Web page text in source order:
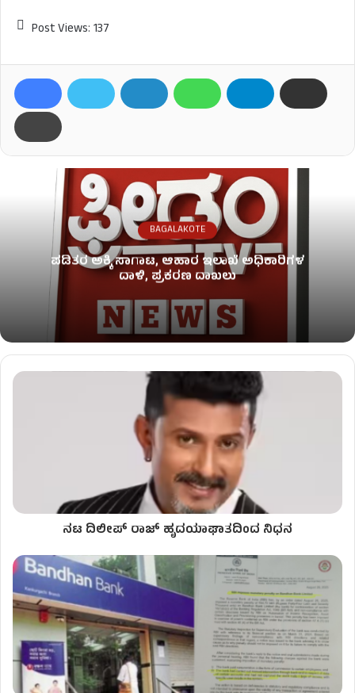
Post Views: 137
BAGALAKOTE
ಪಡಿತರ ಅಕ್ಕಿ ಸಾಗಾಟ, ಆಹಾರ ಇಲಾಖೆ ಅಧಿಕಾರಿಗಳ
ದಾಳಿ, ಪ್ರಕರಣ ದಾಖಲು
ನಟ ದಿಲೀಪ್ ರಾಜ್ ಹೃದಯಾಘಾತದಿಂದ ನಿಧನ